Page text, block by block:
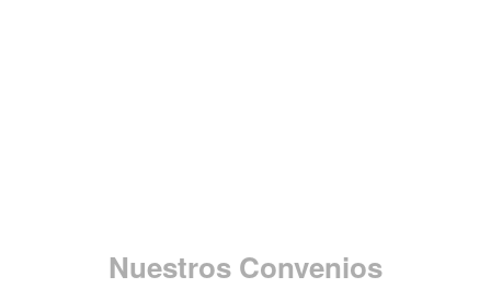
Nuestros Convenios